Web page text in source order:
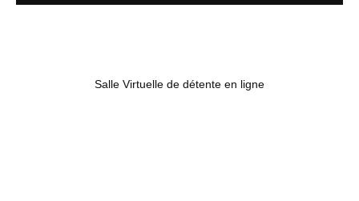
Salle Virtuelle de détente en ligne